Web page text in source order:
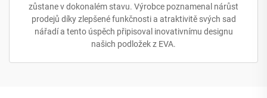
zůstane v dokonalém stavu. Výrobce poznamenal nárůst
prodejů díky zlepšené funkčnosti a atraktivitě svých sad
nářadí a tento úspěch připisoval inovativnímu designu
našich podložek z EVA.